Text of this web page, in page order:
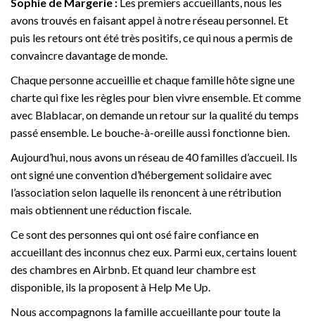
avons trouvés en faisant appel à notre réseau personnel. Et
puis les retours ont été très positifs, ce qui nous a permis de
convaincre davantage de monde.
Chaque personne accueillie et chaque famille hôte signe une
charte qui fixe les règles pour bien vivre ensemble. Et comme
avec Blablacar, on demande un retour sur la qualité du temps
passé ensemble. Le bouche-à-oreille aussi fonctionne bien.
Aujourd’hui, nous avons un réseau de 40 familles d’accueil. Ils
ont signé une convention d’hébergement solidaire avec
l’association selon laquelle ils renoncent à une rétribution
mais obtiennent une réduction fiscale.
Ce sont des personnes qui ont osé faire confiance en
accueillant des inconnus chez eux. Parmi eux, certains louent
des chambres en Airbnb. Et quand leur chambre est
disponible, ils la proposent à Help Me Up.
Nous accompagnons la famille accueillante pour toute la